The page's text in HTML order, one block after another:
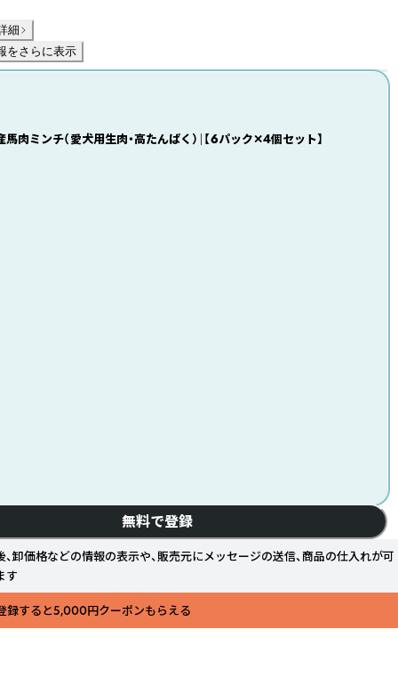
細
をさらに表示
肉ミンチ（愛犬用生肉・高たんぱく）｜【6パック✕4個セット】
無料で登録
、卸価格などの情報の表示や、販売元にメッセージの送信、商品の仕入れが可
す
登録すると5,000円クーポンもらえる